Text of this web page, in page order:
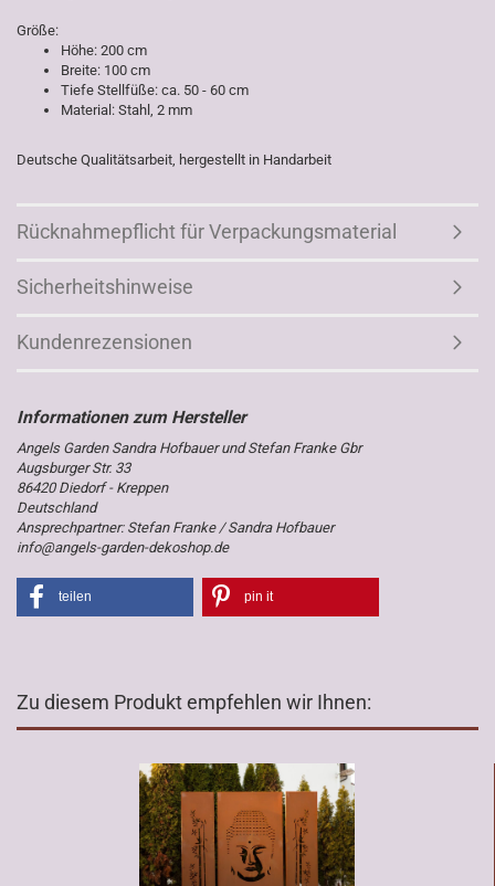
Größe:
Höhe: 200 cm
Breite: 100 cm
Tiefe Stellfüße: ca. 50 - 60 cm
Material: Stahl, 2 mm
Deutsche Qualitätsarbeit, hergestellt in Handarbeit
Rücknahmepflicht für Verpackungsmaterial
Sicherheitshinweise
Kundenrezensionen
Angels Garden Sandra Hofbauer und Stefan Franke Gbr
Augsburger Str. 33
86420 Diedorf - Kreppen
Deutschland
Ansprechpartner: Stefan Franke / Sandra Hofbauer
info@angels-garden-dekoshop.de
teilen pin it
Zu diesem Produkt empfehlen wir Ihnen: